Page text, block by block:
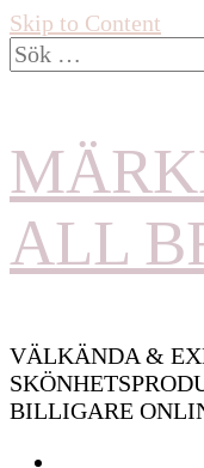
Skip to Content
Sök
efter:
ALL
VÄLKÄNDA &
BILLIGARE